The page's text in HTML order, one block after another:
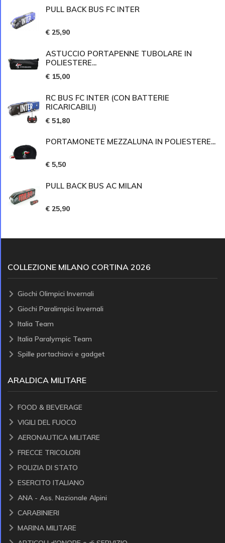
PULL BACK BUS FC INTER
€ 25,90
ASTUCCIO PORTAPENNE TUBOLARE IN
POLIESTERE...
€ 15,00
RC BUS FC INTER (CON BATTERIE
RICARICABILI)
€ 51,80
PORTAMONETE MEZZALUNA IN POLIESTERE...
€ 5,50
PULL BACK BUS AC MILAN
€ 25,90
COLLEZIONE MILANO CORTINA 2026
Giochi Olimpici Invernali
Giochi Paralimpici Invernali
Italia Team
Italia Paralympic Team
Spille portachiavi e gadget
ARALDICA MILITARE
FOOD & BEVERAGE
VIGILI DEL FUOCO
AERONAUTICA MILITARE
FRECCE TRICOLORI
POLIZIA DI STATO
ESERCITO ITALIANO
ANA - Ass. Nazionale Alpini
CARABINIERI
MARINA MILITARE